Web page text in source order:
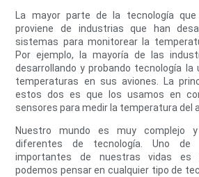
La mayor parte de la tecnología
proviene de industrias que han
sistemas para monitorear la
Por ejemplo, la mayoría de las
desarrollando y probando tecnología
temperaturas en sus aviones. La
estos dos es que los usamos en
sensores para medir la temperatura del
Nuestro mundo es muy complejo
diferentes de tecnología. Uno
importantes de nuestras vidas es
podemos pensar en cualquier tipo de